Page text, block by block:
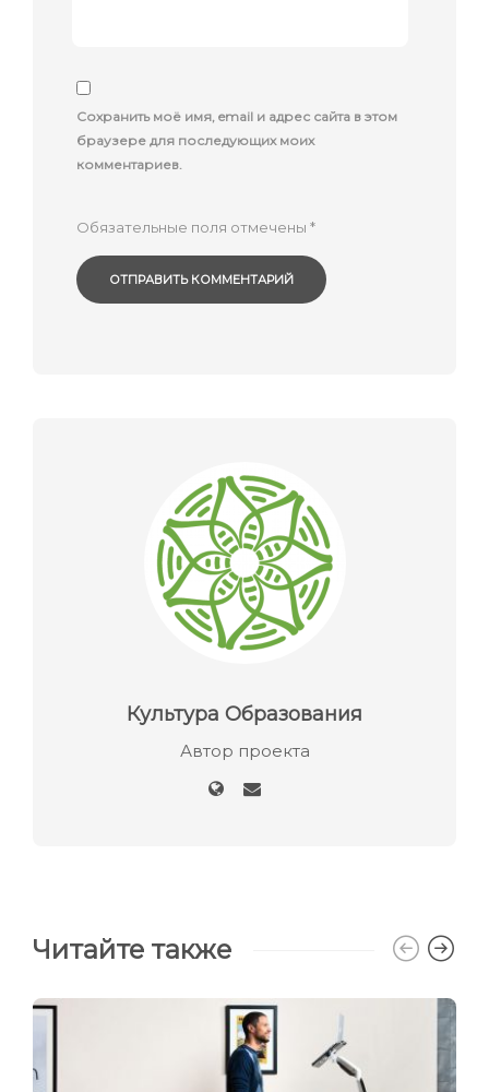
Сохранить моё имя, email и адрес сайта в этом
браузере для последующих моих
комментариев.
Обязательные поля отмечены *
Культура Образования
Автор проекта
Читайте также